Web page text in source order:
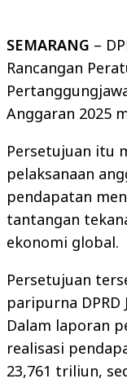
SEMARANG –
Rancangan
Anggaran 2025
Persetujuan itu
pelaksanaan
pendapatan
tantangan
ekonomi global.
Persetujuan
paripurna DPRD
Dalam laporan
realisasi
23,761 triliun,